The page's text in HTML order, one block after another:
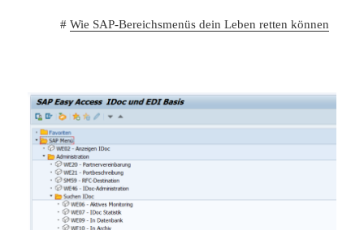
#Wie SAP-Bereichsmenüs dein Leben retten können